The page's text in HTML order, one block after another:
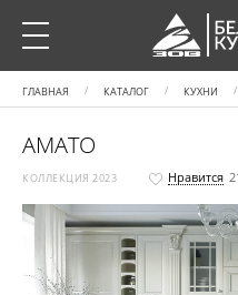
ГЛАВНАЯ КАТАЛОГ КУХНИ
АМАТО
КОЛЛЕКЦИЯ 2023 Нравится